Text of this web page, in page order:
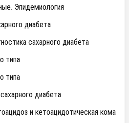
Эпидемиология
диабета
сахарного диабета
типа
типа
диабета
и кетоацидотическая кома